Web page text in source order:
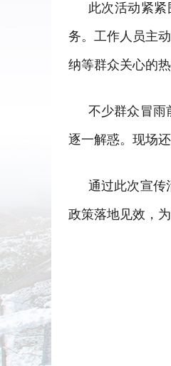
此次活动紧
务。工作人员主
纳等群众关心的热
不少群众冒雨
逐一解惑。现场
通过此次宣传
政策落地见效，